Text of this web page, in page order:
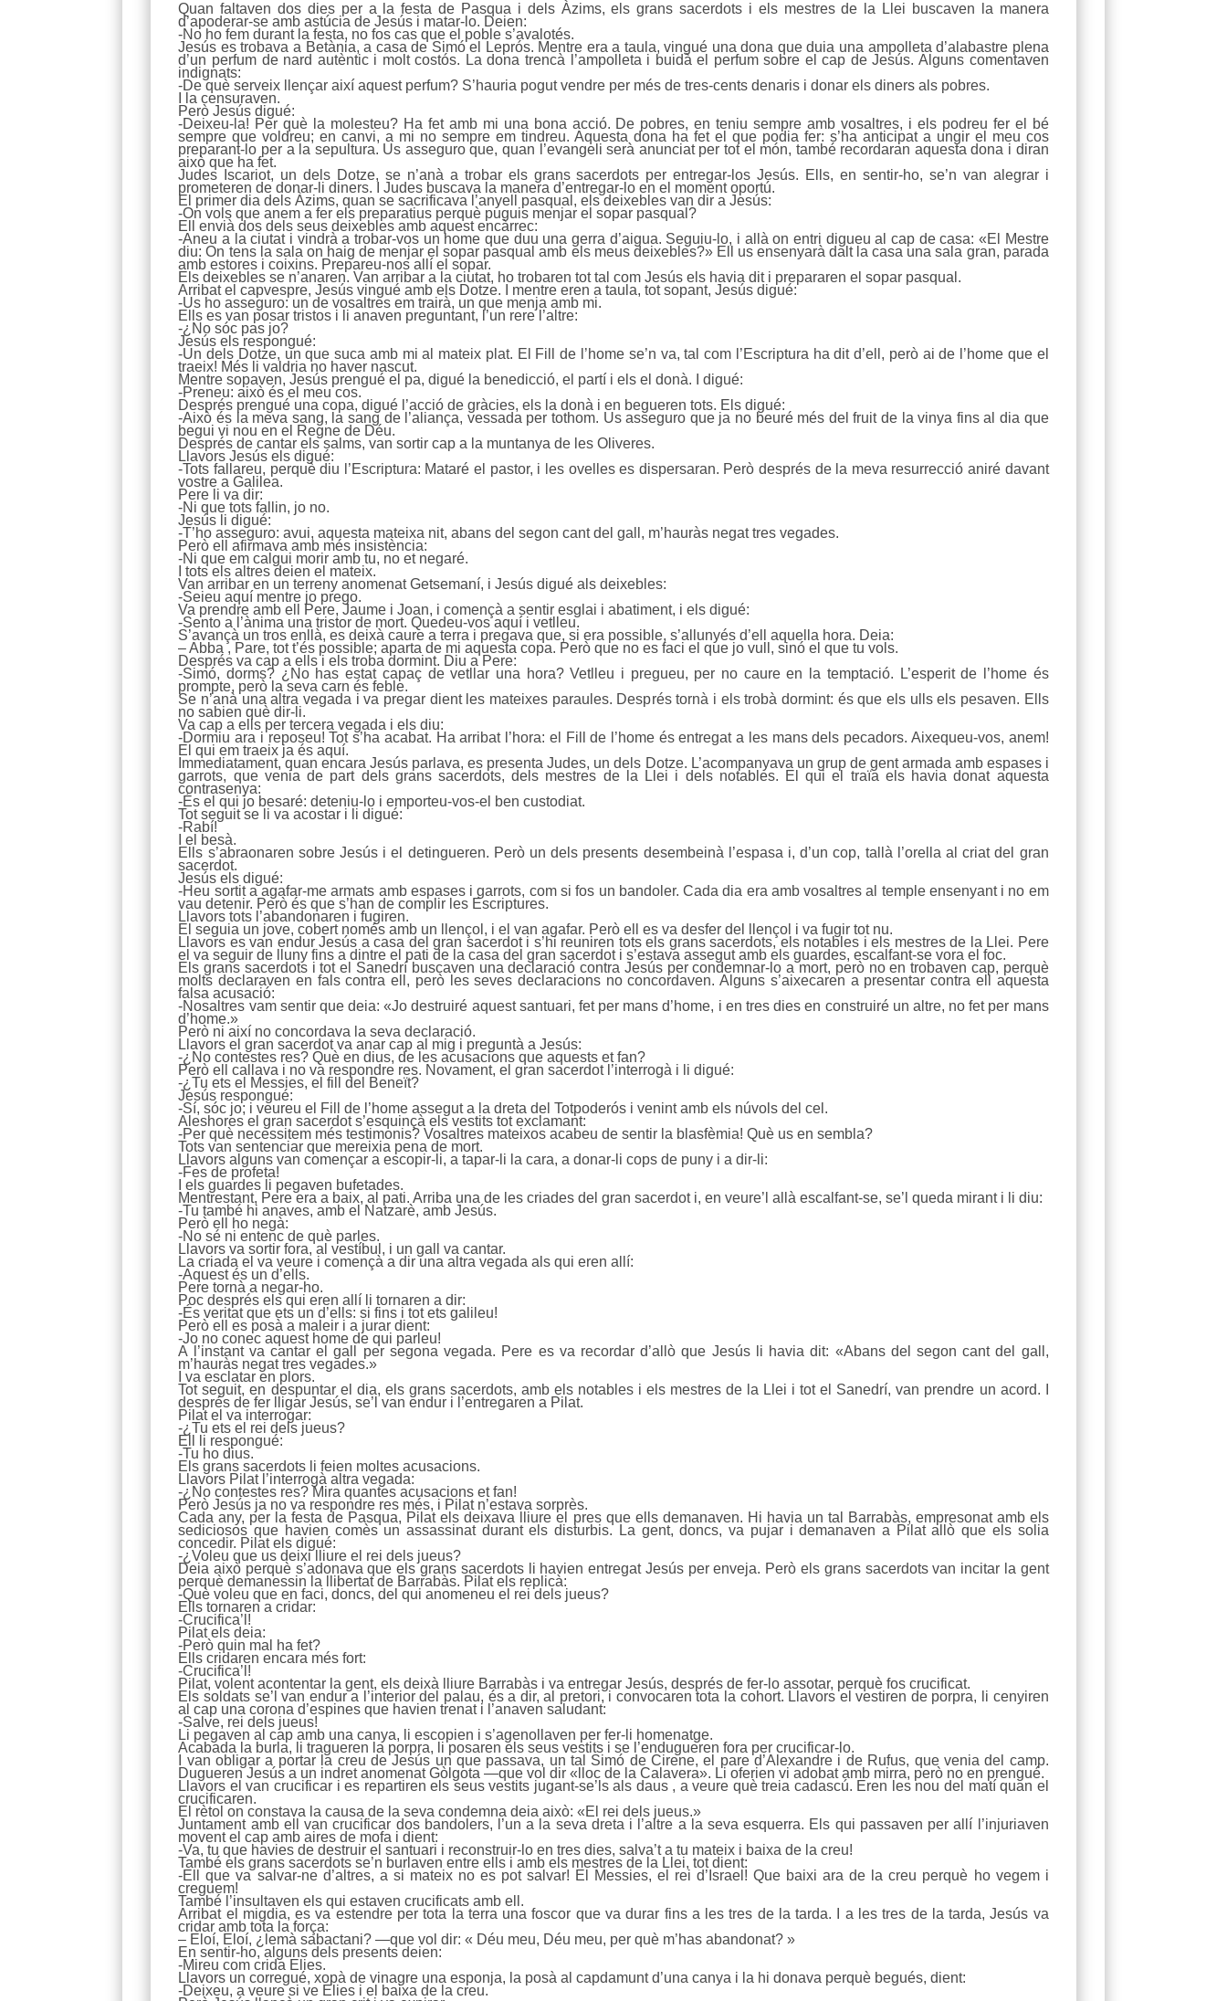
Quan faltaven dos dies per a la festa de Pasqua i dels Àzims, els grans sacerdots i els mestres de la Llei buscaven la manera
d’apoderar-se amb astúcia de Jesús i matar-lo. Deien:
-No ho fem durant la festa, no fos cas que el poble s’avalotés.
Jesús es trobava a Betània, a casa de Simó el Leprós. Mentre era a taula, vingué una dona que duia una ampolleta d’alabastre plena
d’un perfum de nard autèntic i molt costós. La dona trencà l’ampolleta i buidà el perfum sobre el cap de Jesús. Alguns comentaven
indignats:
-De què serveix llençar així aquest perfum? S’hauria pogut vendre per més de tres-cents denaris i donar els diners als pobres.
I la censuraven.
Però Jesús digué:
-Deixeu-la! Per què la molesteu? Ha fet amb mi una bona acció. De pobres, en teniu sempre amb vosaltres, i els podreu fer el bé
sempre que voldreu; en canvi, a mi no sempre em tindreu. Aquesta dona ha fet el que podia fer: s’ha anticipat a ungir el meu cos
preparant-lo per a la sepultura. Us asseguro que, quan l’evangeli serà anunciat per tot el món, també recordaran aquesta dona i diran
això que ha fet.
Judes Iscariot, un dels Dotze, se n’anà a trobar els grans sacerdots per entregar-los Jesús. Ells, en sentir-ho, se’n van alegrar i
prometeren de donar-li diners. I Judes buscava la manera d’entregar-lo en el moment oportú.
El primer dia dels Àzims, quan se sacrificava l’anyell pasqual, els deixebles van dir a Jesús:
-On vols que anem a fer els preparatius perquè puguis menjar el sopar pasqual?
Ell envià dos dels seus deixebles amb aquest encàrrec:
-Aneu a la ciutat i vindrà a trobar-vos un home que duu una gerra d’aigua. Seguiu-lo, i allà on entri digueu al cap de casa: «El Mestre
diu: On tens la sala on haig de menjar el sopar pasqual amb els meus deixebles?» Ell us ensenyarà dalt la casa una sala gran, parada
amb estores i coixins. Prepareu-nos allí el sopar.
Els deixebles se n’anaren. Van arribar a la ciutat, ho trobaren tot tal com Jesús els havia dit i prepararen el sopar pasqual.
Arribat el capvespre, Jesús vingué amb els Dotze. I mentre eren a taula, tot sopant, Jesús digué:
-Us ho asseguro: un de vosaltres em trairà, un que menja amb mi.
Ells es van posar tristos i li anaven preguntant, l’un rere l’altre:
-¿No sóc pas jo?
Jesús els respongué:
-Un dels Dotze, un que suca amb mi al mateix plat. El Fill de l’home se’n va, tal com l’Escriptura ha dit d’ell, però ai de l’home que el
traeix! Més li valdria no haver nascut.
Mentre sopaven, Jesús prengué el pa, digué la benedicció, el partí i els el donà. I digué:
-Preneu: això és el meu cos.
Després prengué una copa, digué l’acció de gràcies, els la donà i en begueren tots. Els digué:
-Això és la meva sang, la sang de l’aliança, vessada per tothom. Us asseguro que ja no beuré més del fruit de la vinya fins al dia que
begui vi nou en el Regne de Déu.
Després de cantar els salms, van sortir cap a la muntanya de les Oliveres.
Llavors Jesús els digué:
-Tots fallareu, perquè diu l’Escriptura: Mataré el pastor, i les ovelles es dispersaran. Però després de la meva resurrecció aniré davant
vostre a Galilea.
Pere li va dir:
-Ni que tots fallin, jo no.
Jesús li digué:
-T’ho asseguro: avui, aquesta mateixa nit, abans del segon cant del gall, m’hauràs negat tres vegades.
Però ell afirmava amb més insistència:
-Ni que em calgui morir amb tu, no et negaré.
I tots els altres deien el mateix.
Van arribar en un terreny anomenat Getsemaní, i Jesús digué als deixebles:
-Seieu aquí mentre jo prego.
Va prendre amb ell Pere, Jaume i Joan, i començà a sentir esglai i abatiment, i els digué:
-Sento a l’ànima una tristor de mort. Quedeu-vos aquí i vetlleu.
S’avançà un tros enllà, es deixà caure a terra i pregava que, si era possible, s’allunyés d’ell aquella hora. Deia:
– Abba , Pare, tot t’és possible; aparta de mi aquesta copa. Però que no es faci el que jo vull, sinó el que tu vols.
Després va cap a ells i els troba dormint. Diu a Pere:
-Simó, dorms? ¿No has estat capaç de vetllar una hora? Vetlleu i pregueu, per no caure en la temptació. L’esperit de l’home és
prompte, però la seva carn és feble.
Se n’anà una altra vegada i va pregar dient les mateixes paraules. Després tornà i els trobà dormint: és que els ulls els pesaven. Ells
no sabien què dir-li.
Va cap a ells per tercera vegada i els diu:
-Dormiu ara i reposeu! Tot s’ha acabat. Ha arribat l’hora: el Fill de l’home és entregat a les mans dels pecadors. Aixequeu-vos, anem!
El qui em traeix ja és aquí.
Immediatament, quan encara Jesús parlava, es presenta Judes, un dels Dotze. L’acompanyava un grup de gent armada amb espases i
garrots, que venia de part dels grans sacerdots, dels mestres de la Llei i dels notables. El qui el traïa els havia donat aquesta
contrasenya:
-És el qui jo besaré: deteniu-lo i emporteu-vos-el ben custodiat.
Tot seguit se li va acostar i li digué:
-Rabí!
I el besà.
Ells s’abraonaren sobre Jesús i el detingueren. Però un dels presents desembeinà l’espasa i, d’un cop, tallà l’orella al criat del gran
sacerdot.
Jesús els digué:
-Heu sortit a agafar-me armats amb espases i garrots, com si fos un bandoler. Cada dia era amb vosaltres al temple ensenyant i no em
vau detenir. Però és que s’han de complir les Escriptures.
Llavors tots l’abandonaren i fugiren.
El seguia un jove, cobert només amb un llençol, i el van agafar. Però ell es va desfer del llençol i va fugir tot nu.
Llavors es van endur Jesús a casa del gran sacerdot i s’hi reuniren tots els grans sacerdots, els notables i els mestres de la Llei. Pere
el va seguir de lluny fins a dintre el pati de la casa del gran sacerdot i s’estava assegut amb els guardes, escalfant-se vora el foc.
Els grans sacerdots i tot el Sanedrí buscaven una declaració contra Jesús per condemnar-lo a mort, però no en trobaven cap, perquè
molts declaraven en fals contra ell, però les seves declaracions no concordaven. Alguns s’aixecaren a presentar contra ell aquesta
falsa acusació:
-Nosaltres vam sentir que deia: «Jo destruiré aquest santuari, fet per mans d’home, i en tres dies en construiré un altre, no fet per mans
d’home.»
Però ni així no concordava la seva declaració.
Llavors el gran sacerdot va anar cap al mig i preguntà a Jesús:
-¿No contestes res? Què en dius, de les acusacions que aquests et fan?
Però ell callava i no va respondre res. Novament, el gran sacerdot l’interrogà i li digué:
-¿Tu ets el Messies, el fill del Beneït?
Jesús respongué:
-Sí, sóc jo; i veureu el Fill de l’home assegut a la dreta del Totpoderós i venint amb els núvols del cel.
Aleshores el gran sacerdot s’esquinçà els vestits tot exclamant:
-Per què necessitem més testimonis? Vosaltres mateixos acabeu de sentir la blasfèmia! Què us en sembla?
Tots van sentenciar que mereixia pena de mort.
Llavors alguns van començar a escopir-li, a tapar-li la cara, a donar-li cops de puny i a dir-li:
-Fes de profeta!
I els guardes li pegaven bufetades.
Mentrestant, Pere era a baix, al pati. Arriba una de les criades del gran sacerdot i, en veure’l allà escalfant-se, se’l queda mirant i li diu:
-Tu també hi anaves, amb el Natzarè, amb Jesús.
Però ell ho negà:
-No sé ni entenc de què parles.
Llavors va sortir fora, al vestíbul, i un gall va cantar.
La criada el va veure i començà a dir una altra vegada als qui eren allí:
-Aquest és un d’ells.
Pere tornà a negar-ho.
Poc després els qui eren allí li tornaren a dir:
-És veritat que ets un d’ells: si fins i tot ets galileu!
Però ell es posà a maleir i a jurar dient:
-Jo no conec aquest home de qui parleu!
A l’instant va cantar el gall per segona vegada. Pere es va recordar d’allò que Jesús li havia dit: «Abans del segon cant del gall,
m’hauràs negat tres vegades.»
I va esclatar en plors.
Tot seguit, en despuntar el dia, els grans sacerdots, amb els notables i els mestres de la Llei i tot el Sanedrí, van prendre un acord. I
després de fer lligar Jesús, se’l van endur i l’entregaren a Pilat.
Pilat el va interrogar:
-¿Tu ets el rei dels jueus?
Ell li respongué:
-Tu ho dius.
Els grans sacerdots li feien moltes acusacions.
Llavors Pilat l’interrogà altra vegada:
-¿No contestes res? Mira quantes acusacions et fan!
Però Jesús ja no va respondre res més, i Pilat n’estava sorprès.
Cada any, per la festa de Pasqua, Pilat els deixava lliure el pres que ells demanaven. Hi havia un tal Barrabàs, empresonat amb els
sediciosos que havien comès un assassinat durant els disturbis. La gent, doncs, va pujar i demanaven a Pilat allò que els solia
concedir. Pilat els digué:
-¿Voleu que us deixi lliure el rei dels jueus?
Deia això perquè s’adonava que els grans sacerdots li havien entregat Jesús per enveja. Però els grans sacerdots van incitar la gent
perquè demanessin la llibertat de Barrabàs. Pilat els replicà:
-Què voleu que en faci, doncs, del qui anomeneu el rei dels jueus?
Ells tornaren a cridar:
-Crucifica’l!
Pilat els deia:
-Però quin mal ha fet?
Ells cridaren encara més fort:
-Crucifica’l!
Pilat, volent acontentar la gent, els deixà lliure Barrabàs i va entregar Jesús, després de fer-lo assotar, perquè fos crucificat.
Els soldats se’l van endur a l’interior del palau, és a dir, al pretori, i convocaren tota la cohort. Llavors el vestiren de porpra, li cenyiren
al cap una corona d’espines que havien trenat i l’anaven saludant:
-Salve, rei dels jueus!
Li pegaven al cap amb una canya, li escopien i s’agenollaven per fer-li homenatge.
Acabada la burla, li tragueren la porpra, li posaren els seus vestits i se l’endugueren fora per crucificar-lo.
I van obligar a portar la creu de Jesús un que passava, un tal Simó de Cirene, el pare d’Alexandre i de Rufus, que venia del camp.
Dugueren Jesús a un indret anomenat Gòlgota —que vol dir «lloc de la Calavera». Li oferien vi adobat amb mirra, però no en prengué.
Llavors el van crucificar i es repartiren els seus vestits jugant-se’ls als daus , a veure què treia cadascú. Eren les nou del matí quan el
crucificaren.
El rètol on constava la causa de la seva condemna deia això: «El rei dels jueus.»
Juntament amb ell van crucificar dos bandolers, l’un a la seva dreta i l’altre a la seva esquerra. Els qui passaven per allí l’injuriaven
movent el cap amb aires de mofa i dient:
-Va, tu que havies de destruir el santuari i reconstruir-lo en tres dies, salva’t a tu mateix i baixa de la creu!
També els grans sacerdots se’n burlaven entre ells i amb els mestres de la Llei, tot dient:
-Ell que va salvar-ne d’altres, a si mateix no es pot salvar! El Messies, el rei d’Israel! Que baixi ara de la creu perquè ho vegem i
creguem!
També l’insultaven els qui estaven crucificats amb ell.
Arribat el migdia, es va estendre per tota la terra una foscor que va durar fins a les tres de la tarda. I a les tres de la tarda, Jesús va
cridar amb tota la força:
– Eloí, Eloí, ¿lemà sabactani? —que vol dir: « Déu meu, Déu meu, per què m’has abandonat? »
En sentir-ho, alguns dels presents deien:
-Mireu com crida Elies.
Llavors un corregué, xopà de vinagre una esponja, la posà al capdamunt d’una canya i la hi donava perquè begués, dient:
-Deixeu, a veure si ve Elies i el baixa de la creu.